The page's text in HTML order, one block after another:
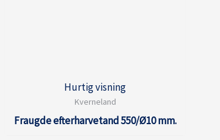
Hurtig visning
Kverneland
Fraugde efterharvetand 550/Ø10 mm.